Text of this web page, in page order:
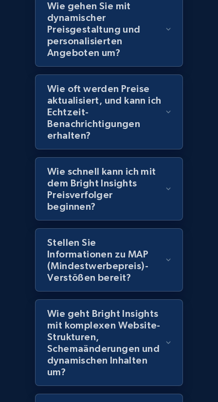
2.1K+ 375+
Amazon products global dataset - Collects
products by specific category URL
Title, Seller name, Brand, Description, Initial
price, Currency, Availability, Reviews count, and
2.1K+ 375+
Amazon products global dataset -
Collecting products by keyword search
Title, Seller name, Brand, Description, Initial
2.1K+ 375+ Jetzt anfangen
Amazon products global dataset - Collects
products by best sellers category URL
Title, Seller name, Brand, Description, Initial
price, Currency, Availability, Reviews count, and
2.1K+ 375+ Jetzt anfangen
Wie gehen Sie mit
dynamischer
Preisgestaltung und
personalisierten
Angeboten um?
Wie oft werden Preise
aktualisiert, und kann ich
Echtzeit-
Benachrichtigungen
erhalten?
Wie schnell kann ich mit
dem Bright Insights
Preisverfolger
beginnen?
Stellen Sie
Informationen zu MAP
(Mindestwerbepreis)-
Verstößen bereit?
Wie geht Bright Insights
mit komplexen Website-
Strukturen,
Schemaänderungen und
dynamischen Inhalten
um?